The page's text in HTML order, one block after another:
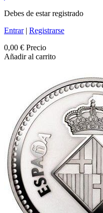
Debes de estar registrado
Entrar| Registrarse
0,00 € Precio
Añadir al carrito